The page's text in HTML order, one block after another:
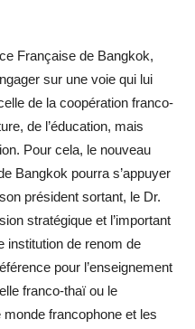
Française de Bangkok,
sur une voie qui lui
de la coopération franco-
de l’éducation, mais
Pour cela, le nouveau
Bangkok pourra s’appuyer
président sortant, le Dr.
stratégique et l’important
institution de renom de
pour l’enseignement
franco-thaï ou le
francophone et les